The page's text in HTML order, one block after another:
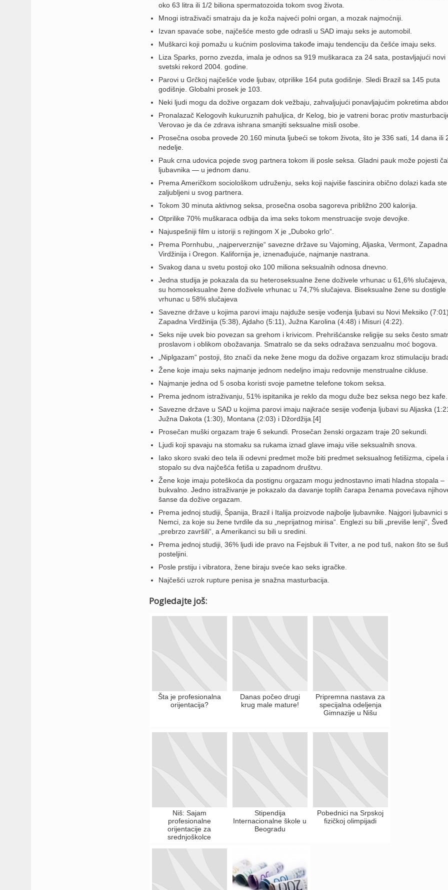
oko 63 litra ili 1/2 biliona spermatozoida tokom svog života.
Mnogi istraživači smatraju da je koža najveći polni organ, a mozak najmoćniji.
Izvan spavaće sobe, najčešće mesto gde odrasli u SAD imaju seks je automobil.
Muškarci koji pomažu u kućnim poslovima takođe imaju tendenciju da češće imaju seks.
Liza Sparks, porno zvezda, imala je odnos sa 919 muškaraca za 24 sata, postavljajući novi
svetski rekord 2004. godine.
Parovi u Grčkoj najčešće vode ljubav, otprilike 164 puta godišnje. Sledi Brazil sa 145 puta
godišnje. Globalni prosek je 103.
Neki ljudi mogu da dožive orgazam dok vežbaju, zahvaljujući ponavljajućim pokretima
Pronalazač Kelogovih kukuruznih pahuljica, dr Kelog, bio je vatreni borac protiv
Verovao je da će zdrava ishrana smanjiti seksualne misli osobe.
Prosečna osoba provede 20.160 minuta ljubeći se tokom života, što je 336 sati, 14 dana ili
nedelje.
Pauk crna udovica pojede svog partnera tokom ili posle seksa. Gladni pauk može pojesti
ljubavnika — u jednom danu.
Prema Američkom sociološkom udruženju, seks koji najviše fascinira obično dolazi kada ste
zaljubljeni u svog partnera.
Tokom 30 minuta aktivnog seksa, prosečna osoba sagoreva približno 200 kalorija.
Otprilike 70% muškaraca odbija da ima seks tokom menstruacije svoje devojke.
Najuspešniji film u istoriji s rejtingom X je „Duboko grlo“.
Prema Pornhubu, „najperverznije“ savezne države su Vajoming, Aljaska, Vermont, Zapadna
Virdžinija i Oregon. Kalifornija je, iznenađujuće, najmanje nastrana.
Svakog dana u svetu postoji oko 100 miliona seksualnih odnosa dnevno.
Jedna studija je pokazala da su heteroseksualne žene doživele vrhunac u 61,6%
su homoseksualne žene doživele vrhunac u 74,7% slučajeva. Biseksualne žene su dostigle
vrhunac u 58% slučajeva
Savezne države u kojima parovi imaju najduže sesije vođenja ljubavi su Novi Meksiko (7:01),
Zapadna Virdžinija (5:38), Ajdaho (5:11), Južna Karolina (4:48) i Misuri (4:22).
Seks nije uvek bio povezan sa grehom i krivicom. Prehrišćanske religije su seks često
proslavom i oblikom obožavanja. Smatralo se da seks odražava senzualnu moć bogova.
„Niplgazam“ postoji, što znači da neke žene mogu da dožive orgazam kroz stimulaciju
Žene koje imaju seks najmanje jednom nedeljno imaju redovnije menstrualne cikluse.
Najmanje jedna od 5 osoba koristi svoje pametne telefone tokom seksa.
Prema jednom istraživanju, 51% ispitanika je reklo da mogu duže bez seksa nego bez kafe.
Savezne države u SAD u kojima parovi imaju najkraće sesije vođenja ljubavi su Aljaska
Južna Dakota (1:30), Montana (2:03) i Džordžija.[4]
Prosečan muški orgazam traje 6 sekundi. Prosečan ženski orgazam traje 20 sekundi.
Ljudi koji spavaju na stomaku sa rukama iznad glave imaju više seksualnih snova.
Iako skoro svaki deo tela ili odevni predmet može biti predmet seksualnog fetišizma, cipela i
stopalo su dva najčešća fetiša u zapadnom društvu.
Žene koje imaju poteškoća da postignu orgazam mogu jednostavno imati hladna stopala –
bukvalno. Jedno istraživanje je pokazalo da davanje toplih čarapa ženama povećava
šanse da dožive orgazam.
Prema jednoj studiji, Španija, Brazil i Italija proizvode najbolje ljubavnike. Najgori ljubavnici
Nemci, za koje su žene tvrdile da su „neprijatnog mirisa“. Englezi su bili „previše lenji“,
„prebrzo završili“, a Amerikanci su bili u sredini.
Prema jednoj studiji, 36% ljudi ide pravo na Fejsbuk ili Tviter, a ne pod tuš, nakon što se
posteljini.
Posle prstiju i vibratora, žene biraju sveće kao seks igračke.
Najčešći uzrok rupture penisa je snažna masturbacija.
Pogledajte još:
Šta je profesionalna
orijentacija?
Danas počeo drugi
krug male mature!
Pripremna nastava za
specijalna odeljenja
Gimnazije u Nišu
Niš: Sajam
profesionalne
orijentacije za
srednjoškolce
Stipendija
Internacionalne škole u
Beogradu
Pobednici na Srpskoj
fizičkoj olimpijadi